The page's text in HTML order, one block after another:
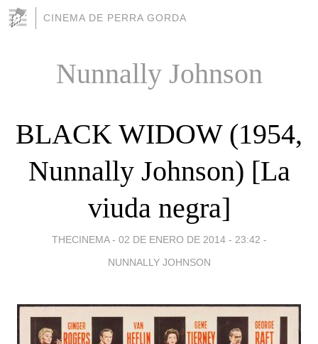
CINEMA DE PERRA GORDA
Nunnally Johnson
BLACK WIDOW (1954,
Nunnally Johnson) [La
viuda negra]
THECINEMA - 02 DE ENERO DE 2014 - 23:42 -
NUNNALLY JOHNSON